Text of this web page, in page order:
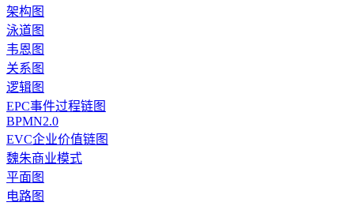
架构图
泳道图
韦恩图
关系图
逻辑图
EPC事件过程链图
BPMN2.0
EVC企业价值链图
魏朱商业模式
平面图
电路图